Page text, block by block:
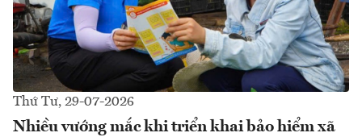
Thứ Tư, 29-07-2026
Nhiều vướng mắc khi triển khai bảo hiểm xã